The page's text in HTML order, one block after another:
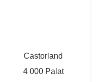
Castorland
4 000 Palat